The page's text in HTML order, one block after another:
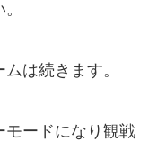
は続きます。
モードになり観戦